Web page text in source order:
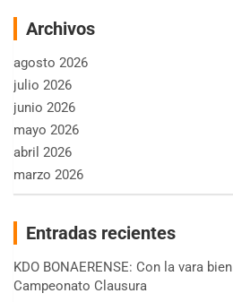
Archivos
agosto 2026
julio 2026
junio 2026
mayo 2026
abril 2026
marzo 2026
Entradas recientes
KDO BONAERENSE: Con la vara
Campeonato Clausura